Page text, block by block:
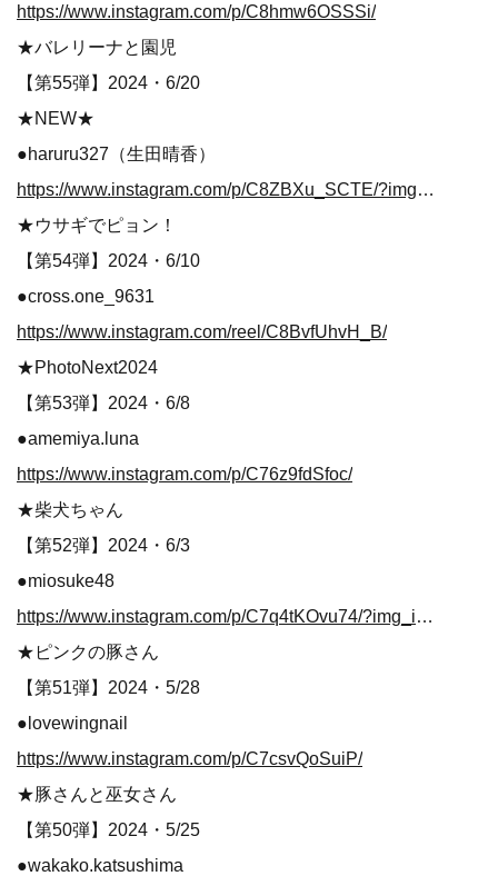
https://www.instagram.com/p/C8hmw6OSSSi/
★バレリーナと園児
【第55弾】2024・6/20
★NEW★
●haruru327（生田晴香）
https://www.instagram.com/p/C8ZBXu_SCTE/?img_index=1
★ウサギでピョン！
【第54弾】2024・6/10
●cross.one_9631
https://www.instagram.com/reel/C8BvfUhvH_B/
★PhotoNext2024
【第53弾】2024・6/8
●amemiya.luna
https://www.instagram.com/p/C76z9fdSfoc/
★柴犬ちゃん
【第52弾】2024・6/3
●miosuke48
https://www.instagram.com/p/C7q4tKOvu74/?img_index=1
★ピンクの豚さん
【第51弾】2024・5/28
●lovewingnail
https://www.instagram.com/p/C7csvQoSuiP/
★豚さんと巫女さん
【第50弾】2024・5/25
●wakako.katsushima